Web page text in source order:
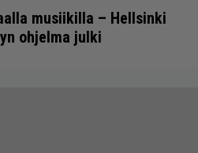
musiikilla – Hellsinki
ohjelma julki